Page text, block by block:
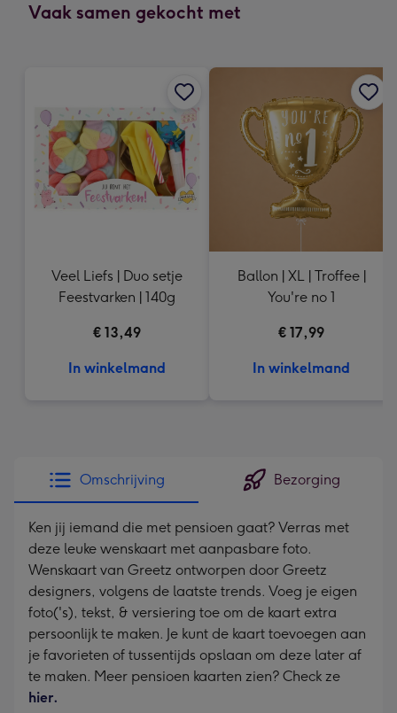
mm
onuitwisbare
240
mm
Vaak samen gekocht met
Veel Liefs | Duo setje
Feestvarken | 140g
€ 13,49
In winkelmand
Ballon | XL | Troffee |
You're no 1
€ 17,99
In winkelmand
Omschrijving Bezorging
Ken jij iemand die met pensioen gaat? Verras met
deze leuke wenskaart met aanpasbare foto.
Wenskaart van Greetz ontworpen door Greetz
designers, volgens de laatste trends. Voeg je eigen
foto('s), tekst, & versiering toe om de kaart extra
persoonlijk te maken. Je kunt de kaart toevoegen aan
je favorieten of tussentijds opslaan om deze later af
te maken. Meer pensioen kaarten zien? Check ze
hier.